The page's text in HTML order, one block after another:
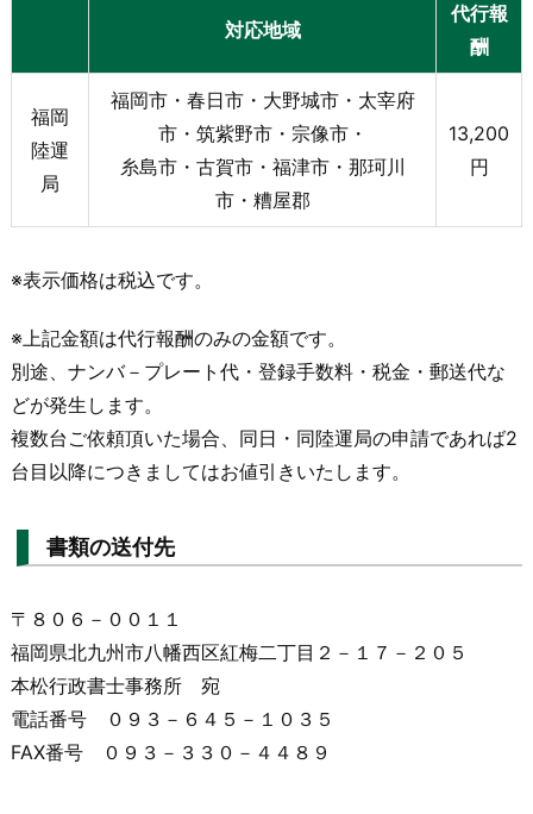
対応地域
代行報
酬
福岡
陸運
局
福岡市・春日市・大野城市・太宰府
市・筑紫野市・宗像市・
糸島市・古賀市・福津市・那珂川
市・糟屋郡
13,200
円
※表示価格は税込です。
※上記金額は代行報酬のみの金額です。
別途、ナンバ－プレート代・登録手数料・税金・郵送代な
どが発生します。
複数台ご依頼頂いた場合、同日・同陸運局の申請であれば2
台目以降につきましてはお値引きいたします。
書類の送付先
〒８０６－００１１
福岡県北九州市八幡西区紅梅二丁目２－１７－２０５
本松行政書士事務所 宛
電話番号 ０９３－６４５－１０３５
FAX番号 ０９３－３３０－４４８９